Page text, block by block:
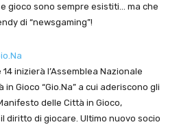
gioco sono sempre esistiti… ma che
di “newsgaming”!
inizierà l’Assemblea Nazionale
Gioco “Gio.Na” a cui aderiscono gli
delle Città in Gioco,
diritto di giocare. Ultimo nuovo socio